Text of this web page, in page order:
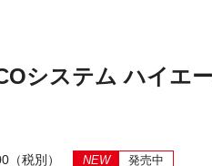
システム ハイエ
（税別） NEW 発売中